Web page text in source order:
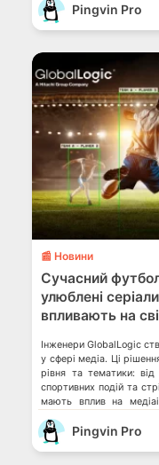
будівництво фабрики.
Pingvin Pro
📰 Новини
Сучасний
улюблені
впливають на
Інженери GlobalLogic
у сфері медіа. Ці
рівня та тематики: від
спортивних подій та
мають вплив на
серед ІТ-фахівців і
винагородить […]
Pingvin Pro